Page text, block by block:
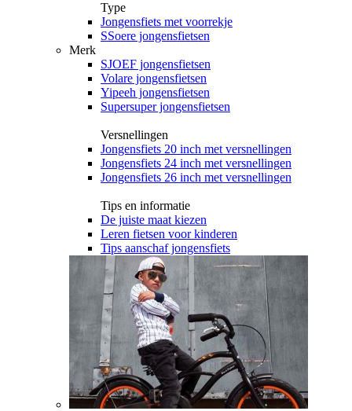
Type
Jongensfiets met voorrekje
SSoere jongensfietsen
Merk
SJOEF jongensfietsen
Volare jongensfietsen
Yipeeh jongensfietsen
Supersuper jongensfietsen
Versnellingen
Jongensfiets 20 inch met versnellingen
Jongensfiets 24 inch met versnellingen
Jongensfiets 26 inch met versnellingen
Tips en informatie
De juiste maat kiezen
Leren fietsen voor kinderen
Tips aanschaf jongensfiets